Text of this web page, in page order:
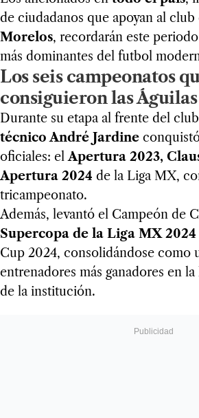
de ciudadanos que apoyan al club
Morelos, recordarán este
más dominantes del futbol
Los seis campeonatos
consiguieron las Águilas
Durante su etapa al frente del
técnico André Jardine
oficiales: elApertura 2023,
Apertura 2024 de la Liga MX,
tricampeonato.
Además, levantó el Campeón de
Supercopa de la Liga MX 2024
Cup 2024, consolidándose como
entrenadores más ganadores en
de la institución.